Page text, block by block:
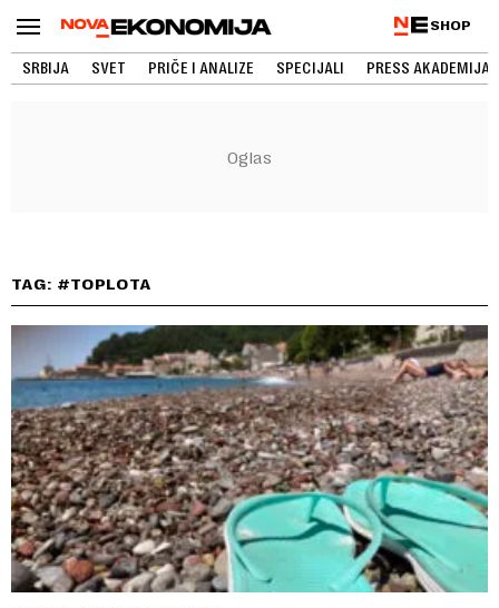
SHOP
SRBIJA SVET PRIČE I ANALIZE SPECIJALI PRESS AKADEMIJA
TAG: #TOPLOTA